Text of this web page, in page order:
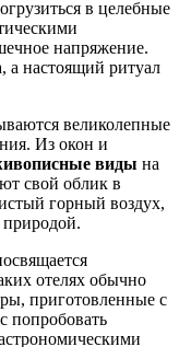
в целебные
напряжение.
а настоящий ритуал
великолепные
Из окон и
виды на
свой облик в
горный воздух,
отелях обычно
приготовленные с
попробовать